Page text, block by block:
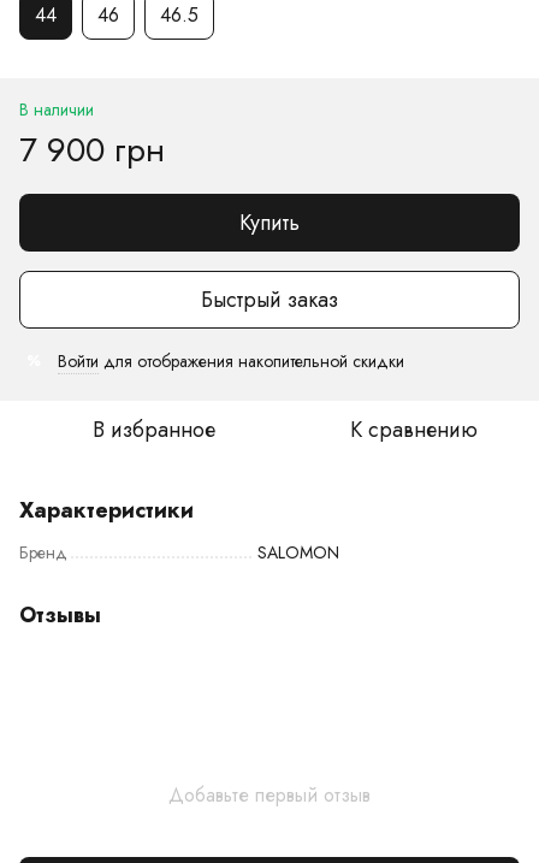
44 46 46.5
В наличии
7 900 грн
Купить
Быстрый заказ
Войти для отображения накопительной скидки
В избранное К сравнению
Характеристики
Бренд SALOMON
Отзывы
Добавьте первый отзыв